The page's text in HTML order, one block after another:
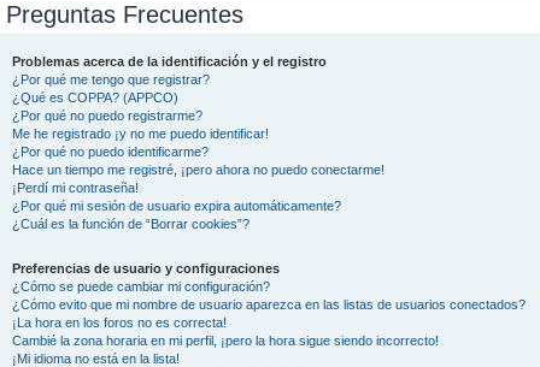
Preguntas Frecuentes
Problemas acerca de la identificación y el registro
¿Por qué me tengo que registrar?
¿Qué es COPPA? (APPCO)
¿Por qué no puedo registrarme?
Me he registrado ¡y no me puedo identificar!
¿Por qué no puedo identificarme?
Hace un tiempo me registré, ¡pero ahora no puedo conectarme!
¡Perdí mi contraseña!
¿Por qué mi sesión de usuario expira automáticamente?
¿Cuál es la función de “Borrar cookies”?
Preferencias de usuario y configuraciones
¿Cómo se puede cambiar mi configuración?
¿Cómo evito que mi nombre de usuario aparezca en las listas de usuarios conectados?
¡La hora en los foros no es correcta!
Cambié la zona horaria en mi perfil, ¡pero la hora sigue siendo incorrecto!
¡Mi idioma no está en la lista!